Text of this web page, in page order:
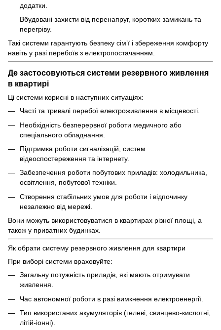
додатки.
Вбудовані захисти від перенапруг, коротких замикань та
перегріву.
Такі системи гарантують безпеку сім’ї і збереження комфорту
навіть у разі перебоїв з електропостачанням.
Де застосовуються системи резервного живлення
в квартирі
Ці системи корисні в наступних ситуаціях:
Часті та тривалі перебої електроживлення в місцевості.
Необхідність безперервної роботи медичного або
спеціального обладнання.
Підтримка роботи сигналізацій, систем
відеоспостереження та інтернету.
Забезпечення роботи побутових приладів: холодильника,
освітлення, побутової техніки.
Створення стабільних умов для роботи і відпочинку
незалежно від мережі.
Вони можуть використовуватися в квартирах різної площі, а
також у приватних будинках.
Як обрати систему резервного живлення для квартири
При виборі системи враховуйте:
Загальну потужність приладів, які мають отримувати
живлення.
Час автономної роботи в разі вимкнення електроенергії.
Тип використаних акумуляторів (гелеві, свинцево-кислотні,
літій-іонні).